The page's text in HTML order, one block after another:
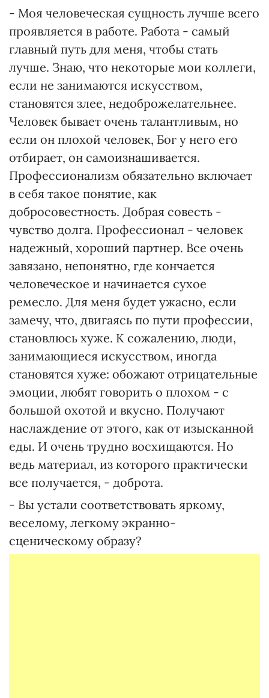
- Моя человеческая сущность лучше всего
проявляется в работе. Работа - самый
главный путь для меня, чтобы стать
лучше. Знаю, что некоторые мои коллеги,
если не занимаются искусством,
становятся злее, недоброжелательнее.
Человек бывает очень талантливым, но
если он плохой человек, Бог у него его
отбирает, он самоизнашивается.
Профессионализм обязательно включает
в себя такое понятие, как
добросовестность. Добрая совесть -
чувство долга. Профессионал - человек
надежный, хороший партнер. Все очень
завязано, непонятно, где кончается
человеческое и начинается сухое
ремесло. Для меня будет ужасно, если
замечу, что, двигаясь по пути профессии,
становлюсь хуже. К сожалению, люди,
занимающиеся искусством, иногда
становятся хуже: обожают отрицательные
эмоции, любят говорить о плохом - с
большой охотой и вкусно. Получают
наслаждение от этого, как от изысканной
еды. И очень трудно восхищаются. Но
ведь материал, из которого практически
все получается, - доброта.
- Вы устали соответствовать яркому,
веселому, легкому экранно-
сценическому образу?